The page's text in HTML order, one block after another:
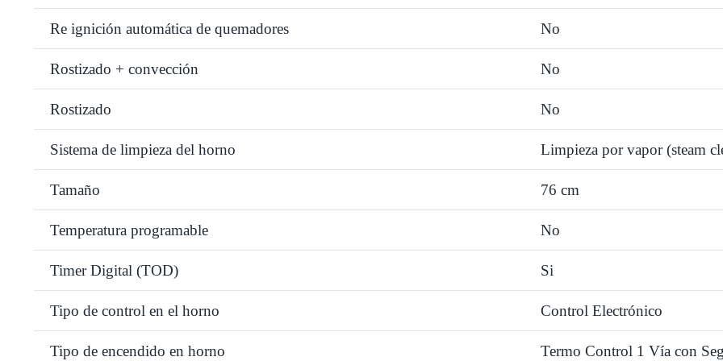
Re ignición automática de quemadores No
Rostizado + convección No
Rostizado No
Sistema de limpieza del horno Limpieza por vapor (steam
Tamaño 76 cm
Temperatura programable No
Timer Digital (TOD) Si
Tipo de control en el horno Control Electrónico
Tipo de encendido en horno Termo Control 1 Vía con